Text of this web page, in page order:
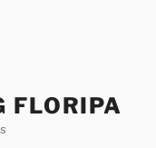
FLORIPA